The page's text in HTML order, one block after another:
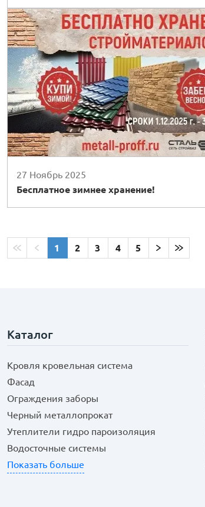
27 Ноябрь 2025
Бесплатное зимнее хранение!
1 2 3 4 5
Каталог
Кровля кровельная система
Фасад
Ограждения заборы
Черный металлопрокат
Утеплители гидро пароизоляция
Водосточные системы
Показать больше